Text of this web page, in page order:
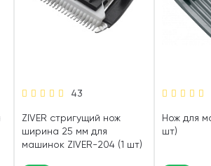
43
ZIVER стригущий нож
ширина 25 мм для
машинок ZIVER-204 (1 шт)
Нож для
шт)